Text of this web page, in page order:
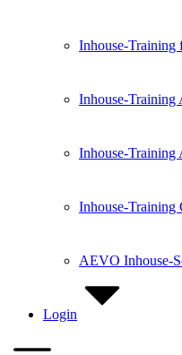
Inhouse-Training
Inhouse-Training
Inhouse-Training
Inhouse-Training
AEVO Inhouse-
Login